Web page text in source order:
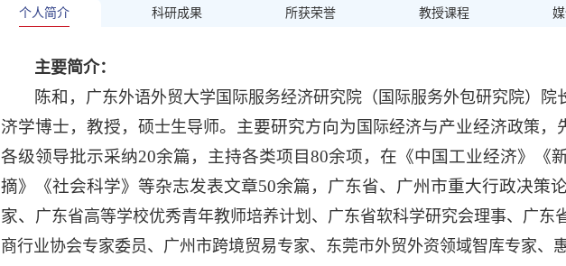
个人简介 科研成果 所获荣誉 教授课程
主要简介：
陈和， 广东外语外贸大学国际服务经济研究院（国际服务外包研究院）院
济学博士，教授， 硕士生导师。主要研究方向为 国际经济与产业经济政策，
各级领导批示采纳20余篇，主持各类项目80余项，在《中国工业经济》《
摘》《社会科学》等杂志发表文章50余篇，广东省、广州市重大行政决策
家、 广东省高等学校优秀青年教师培养计划、广东省软科学研究会理事、广东
商行业协会专家委员、广州市跨境贸易专家、东莞市外贸外资领域智库专家、